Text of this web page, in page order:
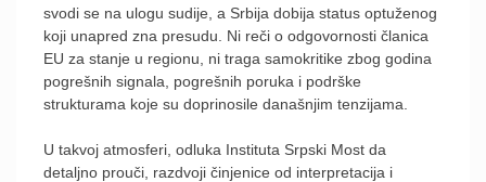
svodi se na ulogu sudije, a Srbija dobija status optuženog
koji unapred zna presudu. Ni reči o odgovornosti članica
EU za stanje u regionu, ni traga samokritike zbog godina
pogrešnih signala, pogrešnih poruka i podrške
strukturama koje su doprinosile današnjim tenzijama.
U takvoj atmosferi, odluka Instituta Srpski Most da
detaljno prouči, razdvoji činjenice od interpretacija i